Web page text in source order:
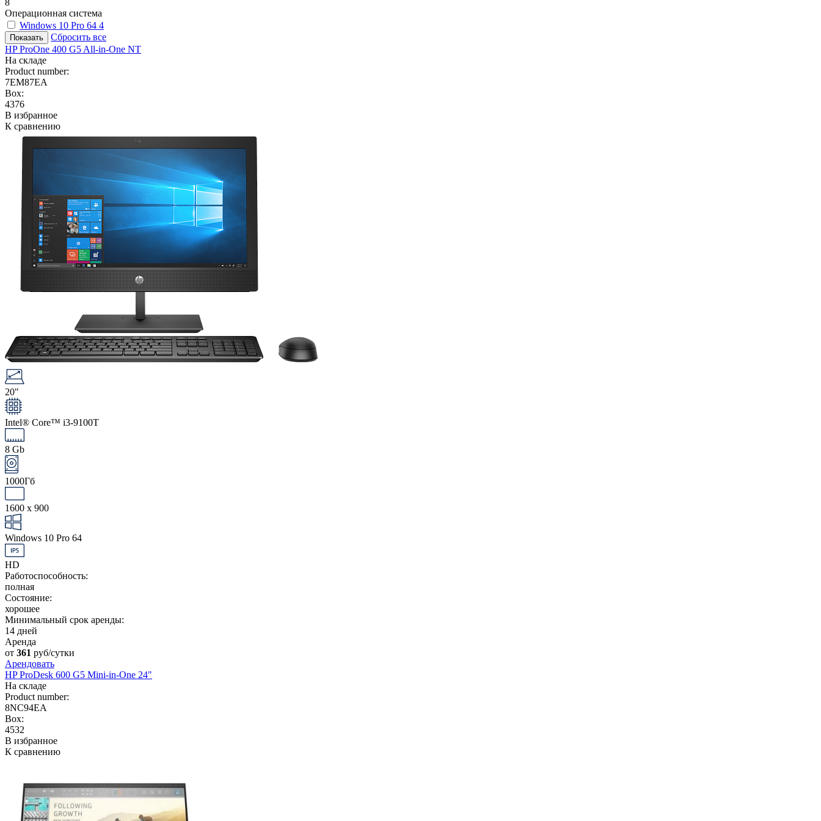
Операционная система
Windows 10 Pro 64 4
Сбросить все
HP ProOne 400 G5 All-in-One NT
На складе
Product number:
7EM87EA
Box:
4376
В избранное
К сравнению
20"
Intel® Core™ i3-9100T
8 Gb
1000Гб
1600 x 900
Windows 10 Pro 64
HD
Работоспособность:
полная
Состояние:
хорошее
Минимальный срок аренды:
14 дней
Аренда
от 361 руб/сутки
Арендовать
HP ProDesk 600 G5 Mini-in-One 24"
На складе
Product number:
8NC94EA
Box:
4532
В избранное
К сравнению